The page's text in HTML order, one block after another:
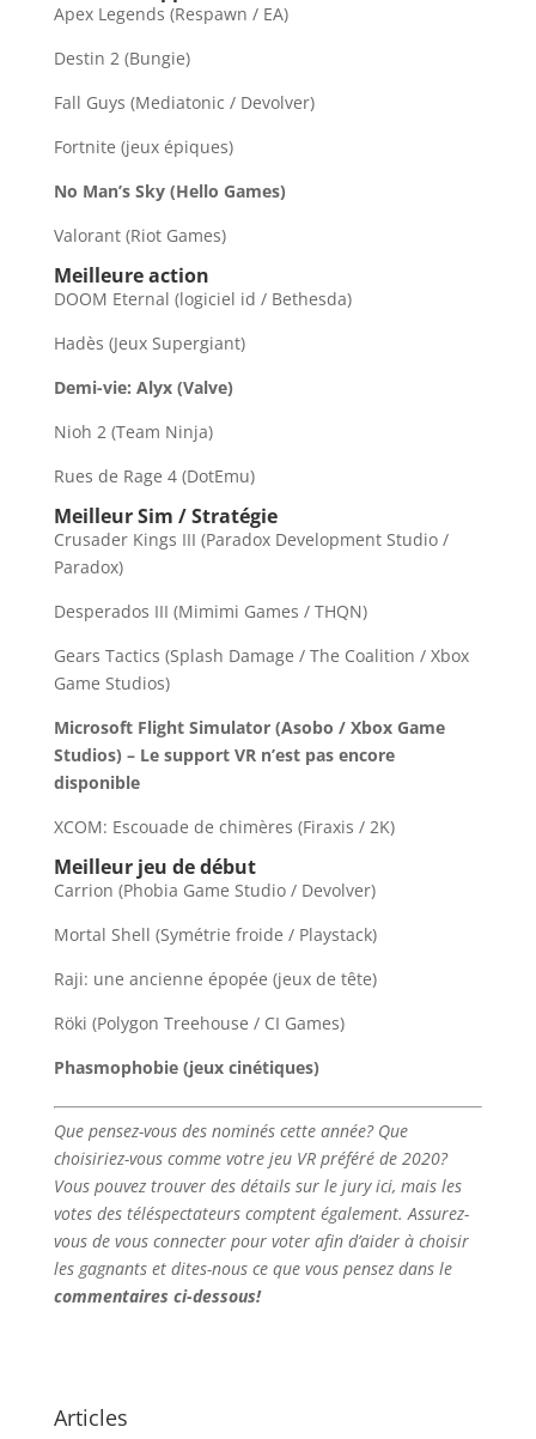
Apex Legends (Respawn / EA)
Destin 2 (Bungie)
Fall Guys (Mediatonic / Devolver)
Fortnite (jeux épiques)
No Man’s Sky (Hello Games)
Valorant (Riot Games)
Meilleure action
DOOM Eternal (logiciel id / Bethesda)
Hadès (Jeux Supergiant)
Demi-vie: Alyx (Valve)
Nioh 2 (Team Ninja)
Rues de Rage 4 (DotEmu)
Meilleur Sim / Stratégie
Crusader Kings III (Paradox Development Studio /
Paradox)
Desperados III (Mimimi Games / THQN)
Gears Tactics (Splash Damage / The Coalition / Xbox
Game Studios)
Microsoft Flight Simulator (Asobo / Xbox Game
Studios) – Le support VR n’est pas encore
disponible
XCOM: Escouade de chimères (Firaxis / 2K)
Meilleur jeu de début
Carrion (Phobia Game Studio / Devolver)
Mortal Shell (Symétrie froide / Playstack)
Raji: une ancienne épopée (jeux de tête)
Röki (Polygon Treehouse / CI Games)
Phasmophobie (jeux cinétiques)
Que pensez-vous des nominés cette année? Que
choisiriez-vous comme votre jeu VR préféré de 2020?
Vous pouvez trouver des détails sur le jury ici, mais les
votes des téléspectateurs comptent également. Assurez-
vous de vous connecter pour voter afin d’aider à choisir
les gagnants et dites-nous ce que vous pensez dans le
commentaires ci-dessous!
Articles